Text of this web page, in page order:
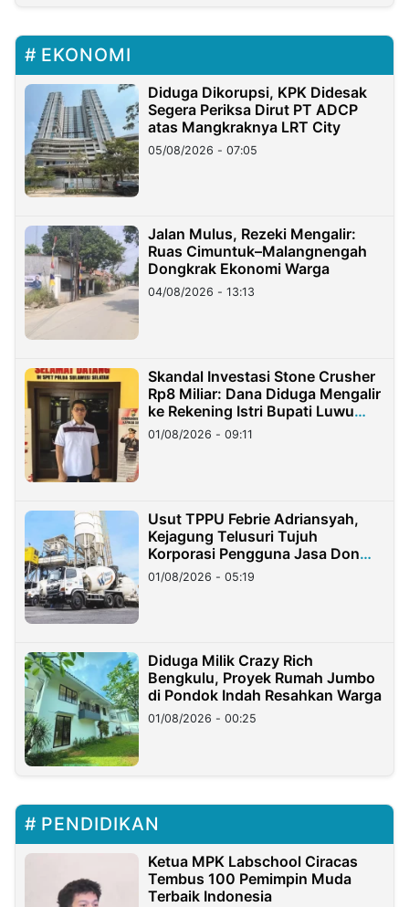
EKONOMI
Diduga Dikorupsi, KPK Didesak
Segera Periksa Dirut PT ADCP
atas Mangkraknya LRT City
05/08/2026 - 07:05
Jalan Mulus, Rezeki Mengalir:
Ruas Cimuntuk–Malangnengah
Dongkrak Ekonomi Warga
04/08/2026 - 13:13
Skandal Investasi Stone Crusher
Rp8 Miliar: Dana Diduga Mengalir
ke Rekening Istri Bupati Luwu
Timur
01/08/2026 - 09:11
Usut TPPU Febrie Adriansyah,
Kejagung Telusuri Tujuh
Korporasi Pengguna Jasa Don
Ritto
01/08/2026 - 05:19
Diduga Milik Crazy Rich
Bengkulu, Proyek Rumah Jumbo
di Pondok Indah Resahkan Warga
01/08/2026 - 00:25
PENDIDIKAN
Ketua MPK Labschool Ciracas
Tembus 100 Pemimpin Muda
Terbaik Indonesia